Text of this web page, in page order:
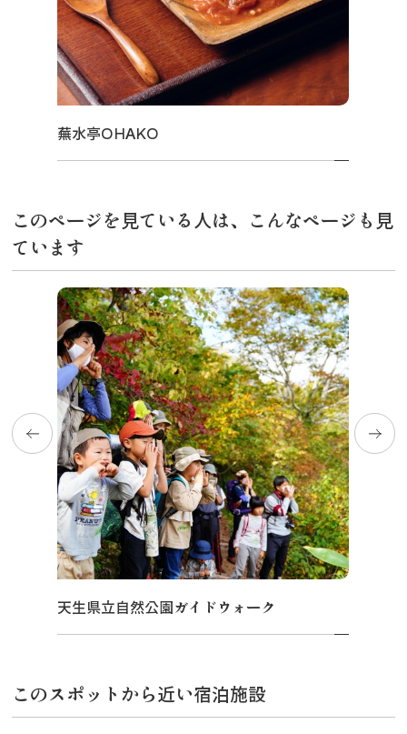
蕪水亭OHAKO
このページを見ている人は、こんなページも見
ています
天生県立自然公園ガイドウォーク
このスポットから近い宿泊施設